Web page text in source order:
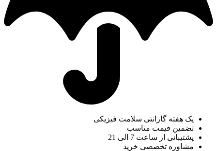
یک هفته گارانتی سلامت فیزیکی
تضمین قیمت مناسب
پشتیبانی از ساعت 7 الی 21
مشاوره تخصصی خرید